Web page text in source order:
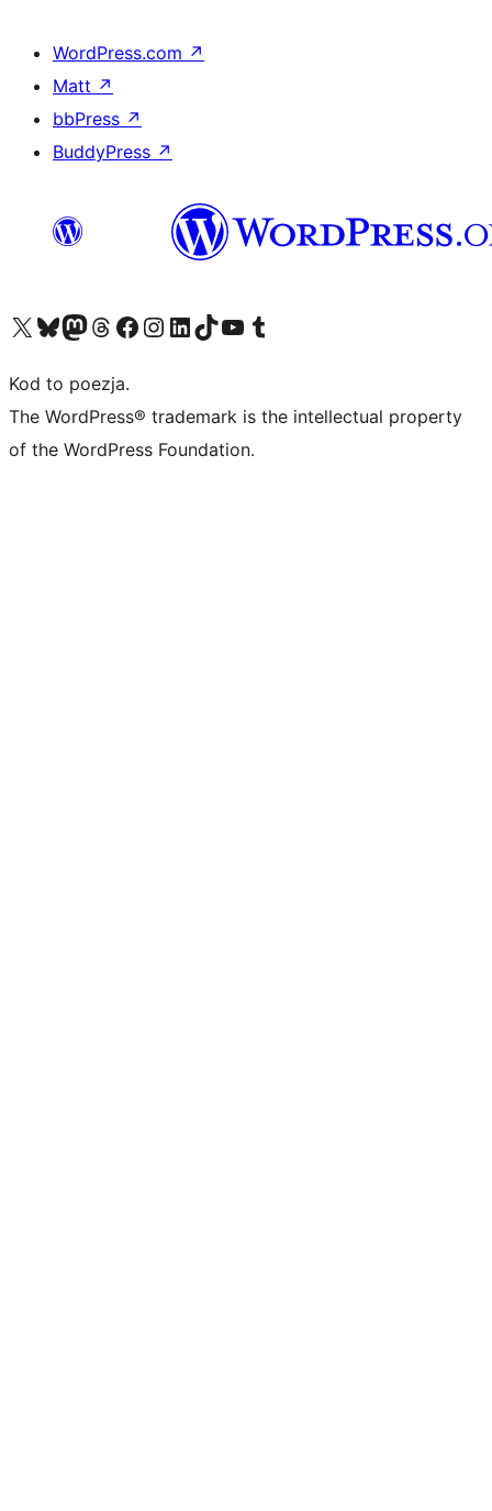
WordPress.com ↗
Matt ↗
bbPress ↗
BuddyPress ↗
Odwiedź nasze konto X (dawniej Twitter)
Odwiedź nasze konto Bluesky
Odwiedź nasze konto na Mastodoncie
Odwiedź naszego Threadsa
Odwiedź naszego Facebooka
Odwiedź nasze konto na Instagramie
Odwiedź nasze konto na LinkedIn
Odwiedź naszego TikToka
Odwiedź nasz kanał YouTube
Odwiedź naszego Tumblra
Kod to poezja.
The WordPress® trademark is the intellectual property
of the WordPress Foundation.